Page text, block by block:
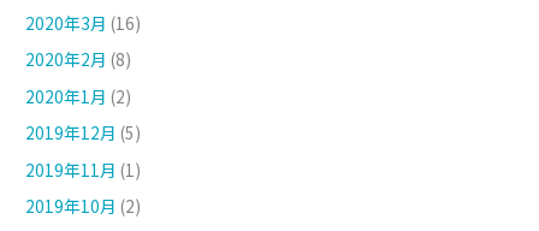
2020年3月 (16)
2020年2月 (8)
2020年1月 (2)
2019年12月 (5)
2019年11月 (1)
2019年10月 (2)